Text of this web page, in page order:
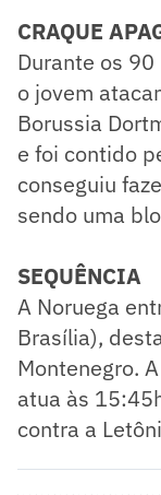
CRAQUE
Durante os
o jovem
Borussia
e foi contido
conseguiu
sendo uma
SEQUÊNCIA
A Noruega
Brasília),
Montenegro.
atua às
contra a